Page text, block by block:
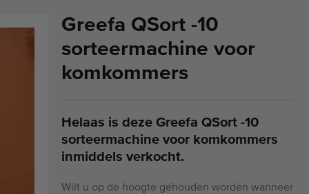
Greefa QSort -10
sorteermachine voor
komkommers
Helaas is deze Greefa QSort -10
sorteermachine voor komkommers
inmiddels verkocht.
Wilt u op de hoogte gehouden worden wanneer